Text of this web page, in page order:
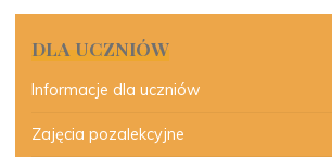
DLA UCZNIÓW
Informacje dla uczniów
Zajęcia pozalekcyjne